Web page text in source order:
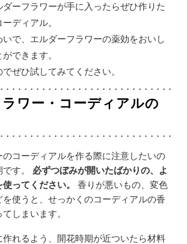
ーフラワーが手に入ったらぜひ作りた
ディアル。
で、エルダーフラワーの薬効をおいし
できます。
ぜひ試してみてください。
ワー・コーディアルの
のコーディアルを作る際に注意したいの
す。
必ずつぼみが開いたばかりの、よ
ってください。
香りが悪いもの、変色
を使うと、せっかくのコーディアルの香
しまいます。
作れるよう、開花時期が近ついたら材料